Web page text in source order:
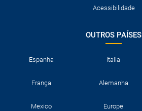
Acessibilidade
OUTROS PAÍSES
Espanha Italia
França Alemanha
Mexico Europe